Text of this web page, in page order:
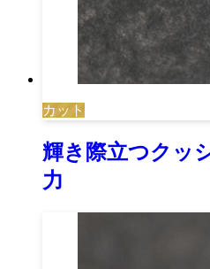
カット
輝き際立つクッ
力